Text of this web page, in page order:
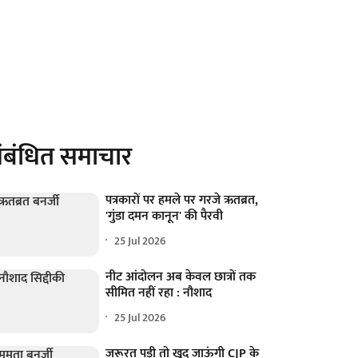
समाचार
पत्रकारों पर हमले पर गरजे ऋतब्रत,
'गुंडा दमन कानून' की पैरवी
25 Jul 2026
नीट आंदोलन अब केवल छात्रों तक
सीमित नहीं रहा : नौशाद
25 Jul 2026